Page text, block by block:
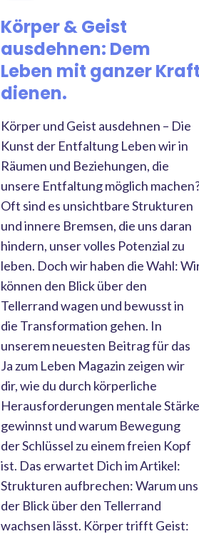
Körper & Geist
ausdehnen: Dem
Leben mit ganzer Kraft
dienen.
Körper und Geist ausdehnen – Die
Kunst der Entfaltung Leben wir in
Räumen und Beziehungen, die
unsere Entfaltung möglich
Oft sind es unsichtbare Strukturen
und innere Bremsen, die uns daran
hindern, unser volles Potenzial zu
leben. Doch wir haben die Wahl:
können den Blick über den
Tellerrand wagen und bewusst in
die Transformation gehen. In
unserem neuesten Beitrag für das
Ja zum Leben Magazin zeigen wir
dir, wie du durch körperliche
Herausforderungen mentale Stärke
gewinnst und warum Bewegung
der Schlüssel zu einem freien Kopf
ist. Das erwartet Dich im Artikel:
Strukturen aufbrechen: Warum uns
der Blick über den Tellerrand
wachsen lässt. Körper trifft Geist: